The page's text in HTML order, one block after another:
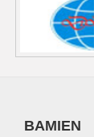
BAMIEN